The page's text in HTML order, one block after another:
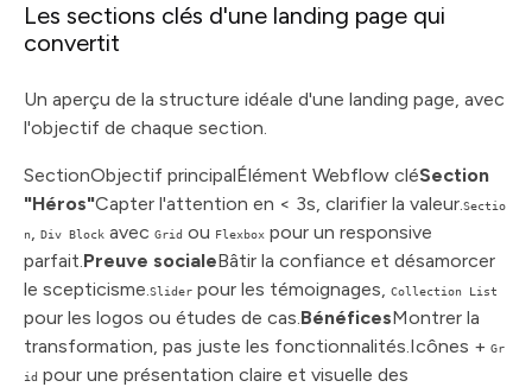
Les sections clés d'une landing page qui
convertit
Un aperçu de la structure idéale d'une landing page, avec
l'objectif de chaque section.
SectionObjectif principalÉlément Webflow cléSection
"Héros"Capter l'attention en < 3s, clarifier la valeur.Sectio
n, Div Block avec Grid ou Flexbox pour un responsive
parfait.Preuve socialeBâtir la confiance et désamorcer
le scepticisme.Slider pour les témoignages, Collection List
pour les logos ou études de cas.BénéficesMontrer la
transformation, pas juste les fonctionnalités.Icônes + Gr
id pour une présentation claire et visuelle des